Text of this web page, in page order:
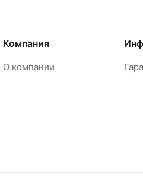
Компания
О компании